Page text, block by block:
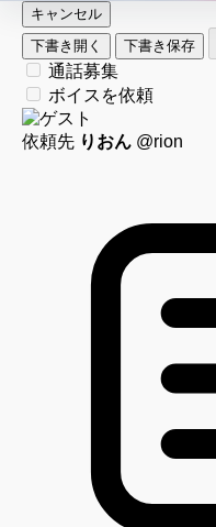
仕事依頼DM
キャンセル
下書き開く
下書き保存
通話募集
ボイスを依頼
依頼先 りおん @rion